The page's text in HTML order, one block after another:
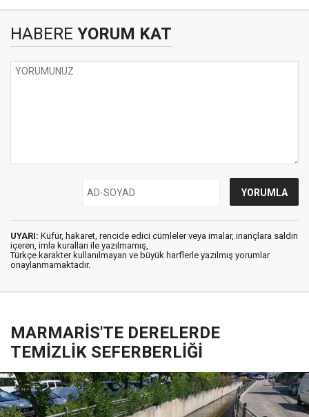
HABERE YORUM KAT
UYARI: Küfür, hakaret, rencide edici cümleler veya imalar, inançlara saldırı
içeren, imla kuralları ile yazılmamış,
Türkçe karakter kullanılmayan ve büyük harflerle yazılmış yorumlar
onaylanmamaktadır.
MARMARİS'TE DERELERDE
TEMİZLİK SEFERBERLİĞİ